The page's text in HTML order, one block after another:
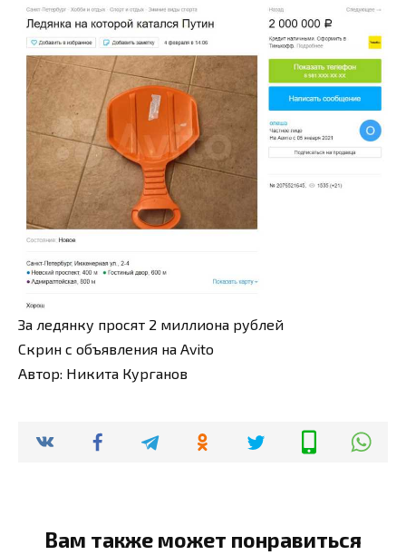
За ледянку просят 2 миллиона рублей
Скрин с объявления на Avito
Автор: Никита Курганов
Вам также может понравиться